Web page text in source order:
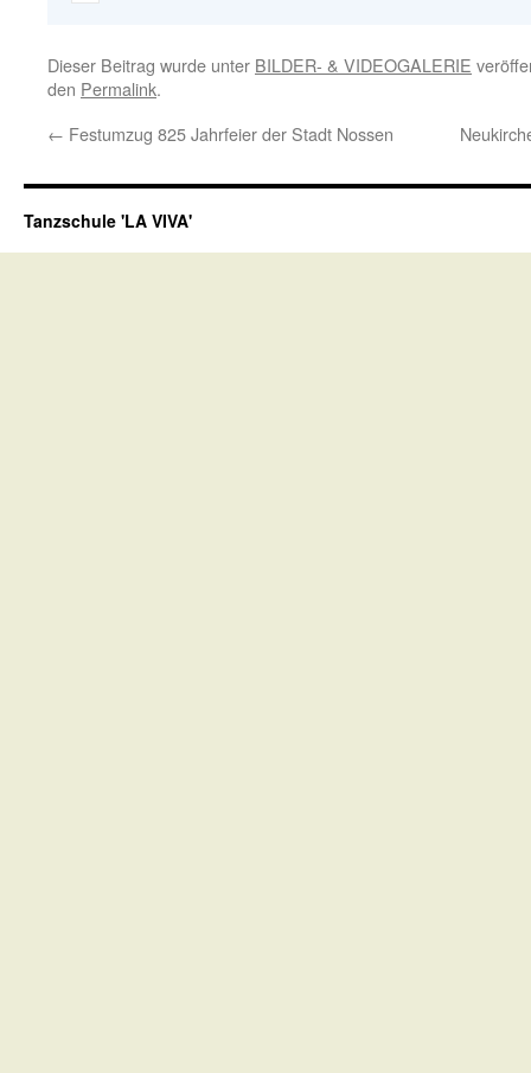
Dieser Beitrag wurde unter BILDER- & VIDEOGALERIE
den Permalink.
← Festumzug 825 Jahrfeier der Stadt Nossen
Tanzschule 'LA VIVA'